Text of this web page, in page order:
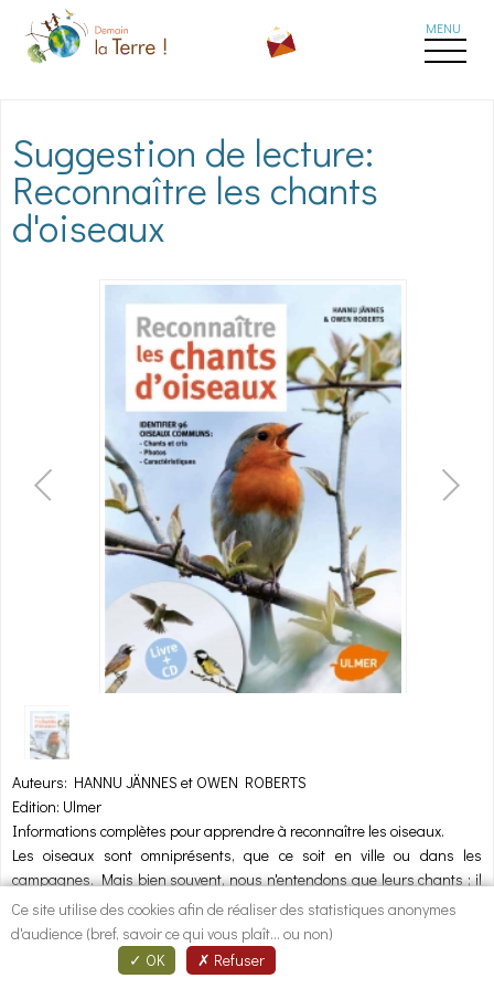
Aller au contenu principal
Suggestion de lecture:
Reconnaître les chants
d'oiseaux
Auteurs: HANNU JÄNNES et OWEN ROBERTS
Edition: Ulmer
Informations complètes pour apprendre à reconnaître les oiseaux.
Les oiseaux sont omniprésents, que ce soit en ville ou dans les
campagnes. Mais bien souvent, nous n'entendons que leurs chants ; il
est difficile de savoir à quelle espèce on a affaire. Grâce à ce livre et à
son CD, il est désormais facile d'identifier 96 espèces. En plus, un CD
pour écouter les chants et cris de 96 espèces
Ce site utilise des cookies afin de réaliser des statistiques anonymes
d'audience (bref, savoir ce qui vous plaît... ou non)
OK
Refuser